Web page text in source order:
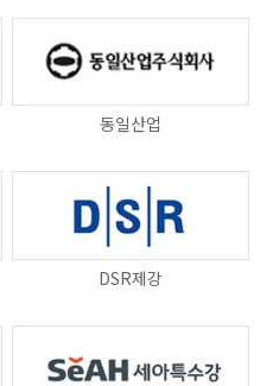
동일산업
DSR제강